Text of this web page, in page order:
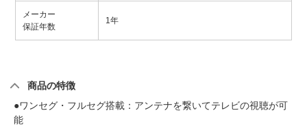
メーカー
保証年数
1年
商品の特徴
●ワンセグ・フルセグ搭載：アンテナを繋いてテレビの視聴が可
能